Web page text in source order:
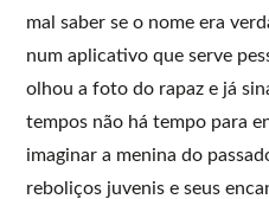
mal saber se o nome era
num aplicativo que serve
olhou a foto do rapaz e já
tempos não há tempo para
imaginar a menina do
reboliços juvenis e seus